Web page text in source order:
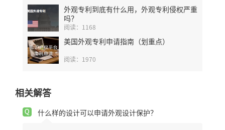
外观专利到底有什么用，外观专利侵权严重
吗？
阅读：1168
美国外观专利申请指南（划重点）
阅读：1970
相关解答
什么样的设计可以申请外观设计保护？